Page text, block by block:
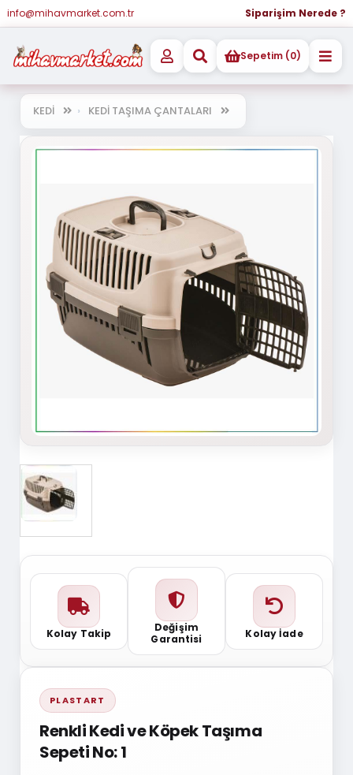
info@mihavmarket.com.tr Siparişim Nerede ?
Sepetim (0)
KEDİ KEDİ TAŞIMA ÇANTALARI
Kolay Takip
Değişim
Garantisi
Kolay İade
PLASTART
Renkli Kedi ve Köpek Taşıma
Sepeti No: 1